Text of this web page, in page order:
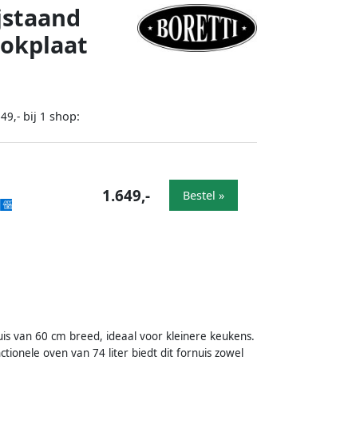
bij 1 shop:
1.649,- Bestel »
van 60 cm breed, ideaal voor kleinere keukens.
oven van 74 liter biedt dit fornuis zowel